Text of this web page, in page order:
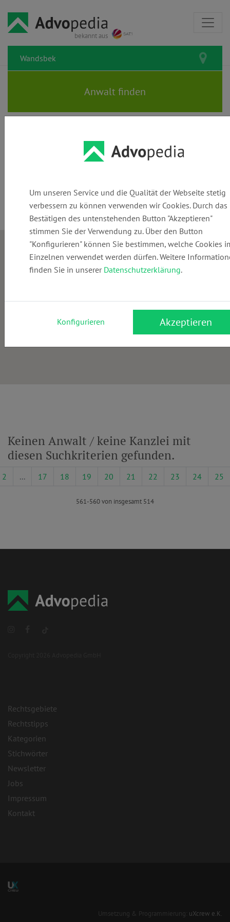
bekannt aus
Rechtsanwälte und Kanzleien in
Anwalt finden
Keinen Anwalt / keine Kanzlei mit
diesen Suchkriterien gefunden.
2 ... 17 18 19 20 21 22 23 24 25
561-560 von insgesamt 514
Rechtsgebiete
Rechtstipps
Kategorien
Stichwörter
Newsletter
Jobs
Impressum
Kontakt
Umsetzung & Programmierung: uXcrew e.K.
Um unseren Service und die Qualität der Webseite stetig
verbessern zu können verwenden wir Cookies. Durch das
Bestätigen des untenstehenden Button "Akzeptieren"
stimmen Sie der Verwendung zu. Über den Button
"Konfigurieren" können Sie bestimmen, welche Cookies
Einzelnen verwendet werden dürfen. Weitere
finden Sie in unserer Datenschutzerklärung.
Konfigurieren Akzeptieren